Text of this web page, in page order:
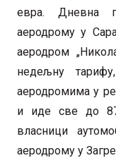
евра. Дневна
аеродрому у
аеродром
недељну
аеродромима у
и иде све до
власници
аеродрому у